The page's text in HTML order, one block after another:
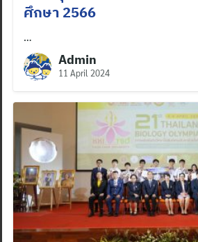
ศึกษา 2566
…
Admin
11 April 2024